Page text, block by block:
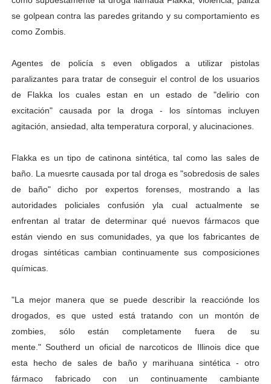
se golpean contra las paredes gritando y su comportamiento es
como Zombis.
Agentes de policía s even obligados a utilizar pistolas
paralizantes para tratar de conseguir el control de los usuarios
de Flakka los cuales estan en un estado de "delirio con
excitación" causada por la droga - los síntomas incluyen
agitación, ansiedad, alta temperatura corporal, y alucinaciones.
Flakka es un tipo de catinona sintética, tal como las sales de
baño. La muesrte causada por tal droga es "sobredosis de sales
de baño" dicho por expertos forenses, mostrando a las
autoridades policiales confusión yla cual actualmente se
enfrentan al tratar de determinar qué nuevos fármacos que
están viendo en sus comunidades, ya que los fabricantes de
drogas sintéticas cambian continuamente sus composiciones
químicas.
"La mejor manera que se puede describir la reacciónde los
drogados, es que usted está tratando con un montón de
zombies, sólo están completamente fuera de su
mente." Southerd un oficial de narcoticos de Illinois dice que
esta hecho de sales de baño y marihuana sintética - otro
fármaco fabricado con un continuamente cambiante